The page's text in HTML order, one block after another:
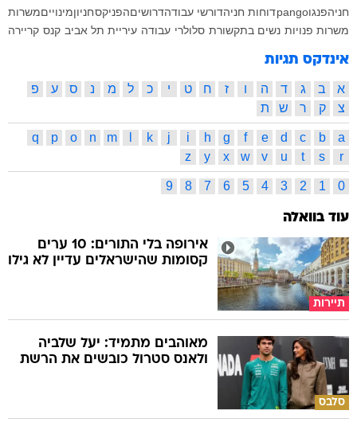
חניהפנגוpangoדוחות חניהדורשי עבודהדרושיםהפניקסחניוןמינוייםמשרות
משרות פנויות נשים בתקשורת סלולרי עבודה עיריית תל אביב קנס קריירה
אינדקס תגיות
א ב ג ד ה ו ז ח ט י כ ל מ נ ס ע
פ
צ
ק ר ש ת
a
b
c
d
e
f
g
h
i
j
k
m
n
o
p
q
r
s
t
u
v
w
x
y
z
0
1
2
3
4
5
6
7
8
9
עוד בוואלה
תיירות
אירופה בלי התורים: 10 ערים
קסומות שהישראלים עדיין לא גילו
סלבס
מאוהבים מתמיד: יעל שלביה
ולאנס סטרול כובשים את הרשת